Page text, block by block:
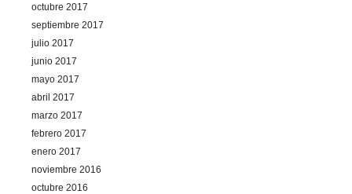
octubre 2017
septiembre 2017
julio 2017
junio 2017
mayo 2017
abril 2017
marzo 2017
febrero 2017
enero 2017
noviembre 2016
octubre 2016